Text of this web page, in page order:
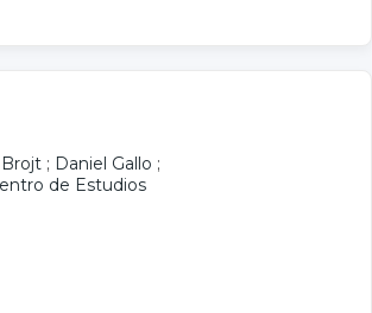
; Daniel Gallo ;
de Estudios